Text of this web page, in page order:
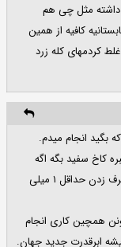
داشته مثل چی هم
کافیه از همین
150 دلار استاده و غلط کردمهای کله زرد
بگید انجام میدم.
کاخ سفید بگه اگه
تونستید تو مغز این منطق فرو کنید طوری که قبل از حرف زدن حداقل ۱ میلی
همچین کاری انجام
ابرقدرت جدید جهان.